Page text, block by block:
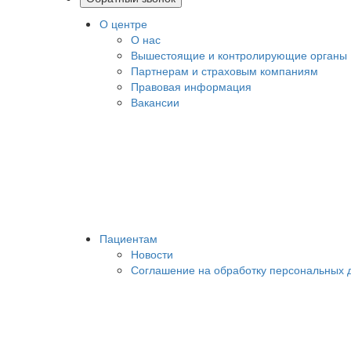
О центре
О нас
Вышестоящие и контролирующие органы
Партнерам и страховым компаниям
Правовая информация
Вакансии
Пациентам
Новости
Соглашение на обработку персональных